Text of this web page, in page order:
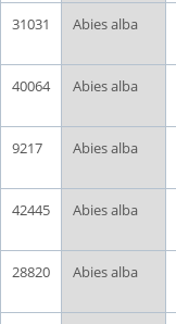
31031 Abies alba
40064 Abies alba
9217 Abies alba
42445 Abies alba
28820 Abies alba